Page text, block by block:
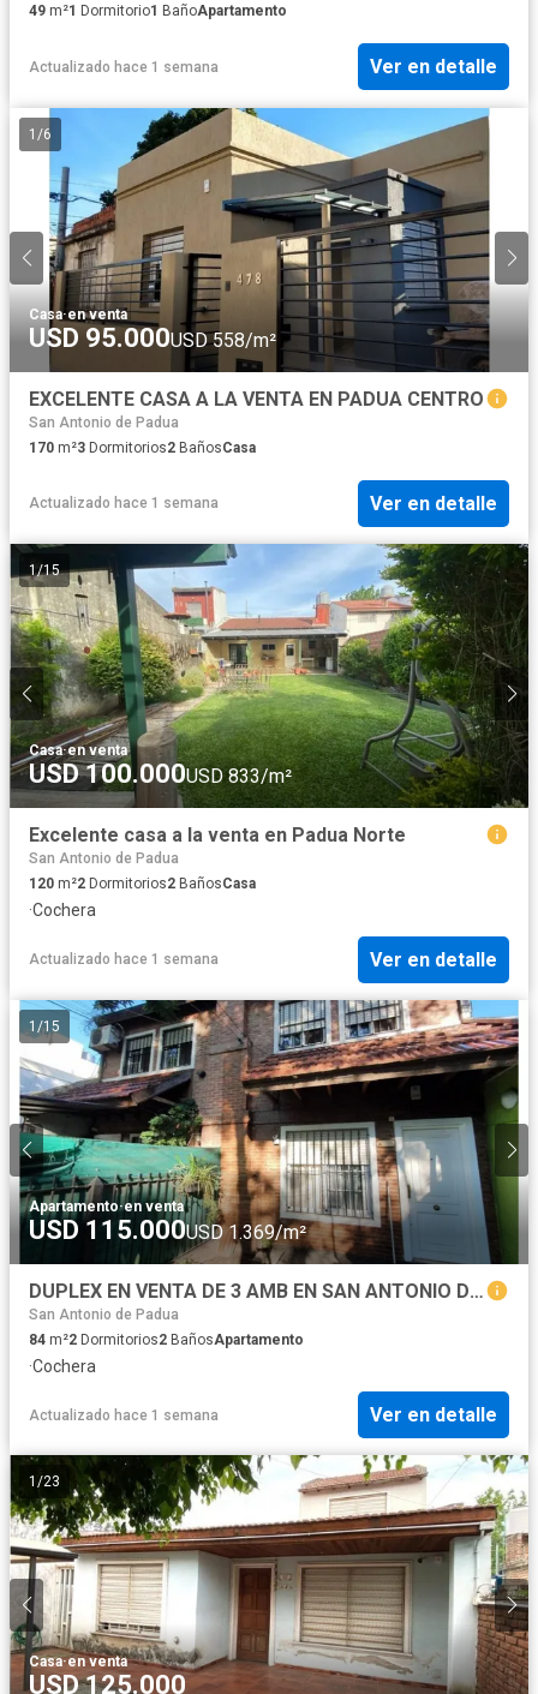
49 m²1 Dormitorio1 BañoApartamento
Actualizado hace 1 semana Ver en detalle
1 /6
Casa·en venta
USD 95.000USD 558/m²
EXCELENTE CASA A LA VENTA EN PADUA CENTRO
San Antonio de Padua
170 m²3 Dormitorios2 BañosCasa
Actualizado hace 1 semana Ver en detalle
1/15
Casa·en venta
USD 100.000USD 833/m²
Excelente casa a la venta en Padua Norte
San Antonio de Padua
120 m²2 Dormitorios2 BañosCasa
·Cochera
Actualizado hace 1 semana Ver en detalle
1 /15
Apartamento·en venta
USD 115.000USD 1.369/m²
DUPLEX EN VENTA DE 3 AMB EN SAN ANTONIO DE PADUA
San Antonio de Padua
84 m²2 Dormitorios2 BañosApartamento
·Cochera
Actualizado hace 1 semana Ver en detalle
1 /23
Casa·en venta
USD 125.000